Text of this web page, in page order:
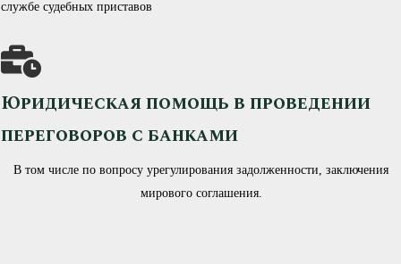
службе судебных приставов
Юридическая помощь в проведении
переговоров с банками
В том числе по вопросу урегулирования задолженности, заключения
мирового соглашения.